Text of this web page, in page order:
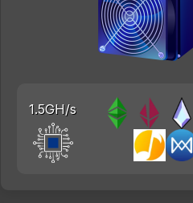
1.5GH/s